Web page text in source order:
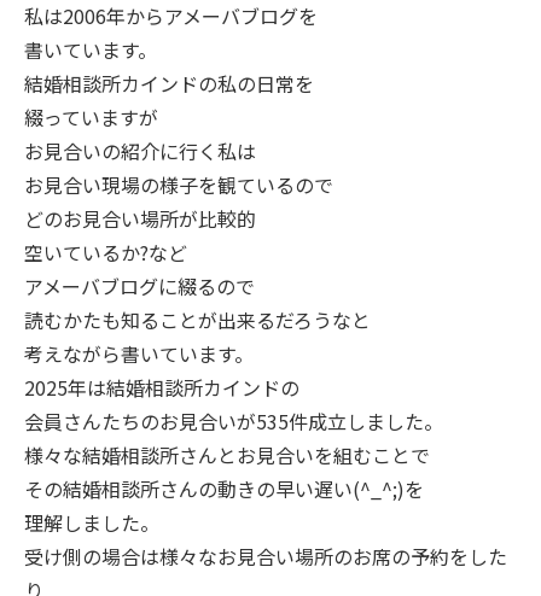
私は2006年からアメーバブログを
書いています。
結婚相談所カインドの私の日常を
綴っていますが
お見合いの紹介に行く私は
お見合い現場の様子を観ているので
どのお見合い場所が比較的
空いているか?など
アメーバブログに綴るので
読むかたも知ることが出来るだろうなと
考えながら書いています。
2025年は結婚相談所カインドの
会員さんたちのお見合いが535件成立しました。
様々な結婚相談所さんとお見合いを組むことで
その結婚相談所さんの動きの早い遅い(^_^;)を
理解しました。
受け側の場合は様々なお見合い場所のお席の予約をした
り